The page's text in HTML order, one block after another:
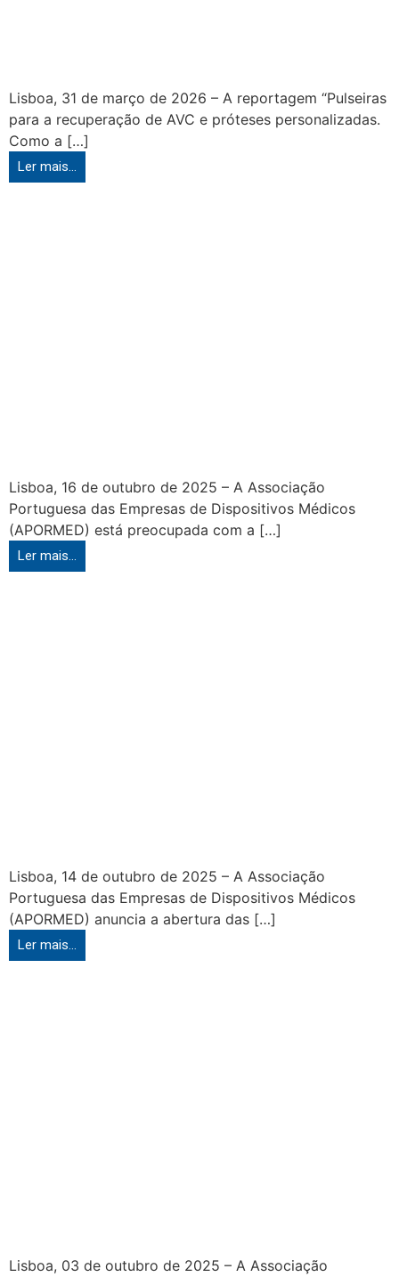
Lisboa, 31 de março de 2026 – A reportagem “Pulseiras
para a recuperação de AVC e próteses personalizadas.
Como a […]
Ler mais...
Lisboa, 16 de outubro de 2025 – A Associação
Portuguesa das Empresas de Dispositivos Médicos
(APORMED) está preocupada com a […]
Ler mais...
Lisboa, 14 de outubro de 2025 – A Associação
Portuguesa das Empresas de Dispositivos Médicos
(APORMED) anuncia a abertura das […]
Ler mais...
Lisboa, 03 de outubro de 2025 – A Associação